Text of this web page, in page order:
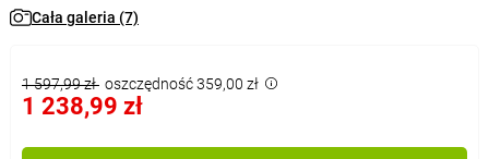
Cała galeria (7)
1 597,99 zł oszczędność 359,00 zł
1 238,99 zł